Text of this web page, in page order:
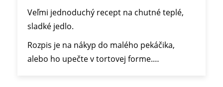
Veľmi jednoduchý recept na chutné teplé,
sladké jedlo.
Rozpis je na nákyp do malého pekáčika,
alebo ho upečte v tortovej forme.…